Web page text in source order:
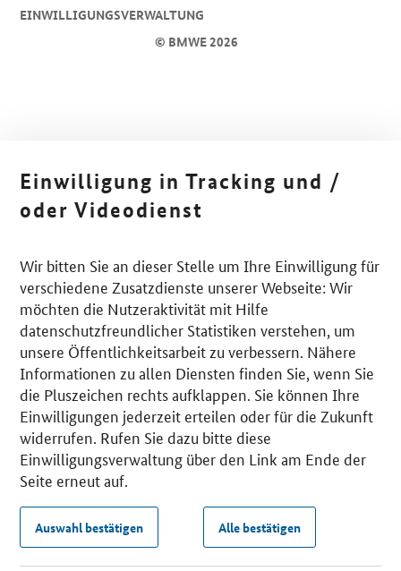
© BMWE 2026
EINWILLIGUNGSVERWALTUNG
Einwilligung in Tracking und /
oder Videodienst
Wir bitten Sie an dieser Stelle um Ihre Einwilligung für
verschiedene Zusatzdienste unserer Webseite: Wir
möchten die Nutzeraktivität mit Hilfe
datenschutzfreundlicher Statistiken verstehen, um
unsere Öffentlichkeitsarbeit zu verbessern. Nähere
Informationen zu allen Diensten finden Sie, wenn Sie
die Pluszeichen rechts aufklappen. Sie können Ihre
Einwilligungen jederzeit erteilen oder für die Zukunft
widerrufen. Rufen Sie dazu bitte diese
Einwilligungsverwaltung über den Link am Ende der
Seite erneut auf.
Auswahl bestätigen Alle bestätigen